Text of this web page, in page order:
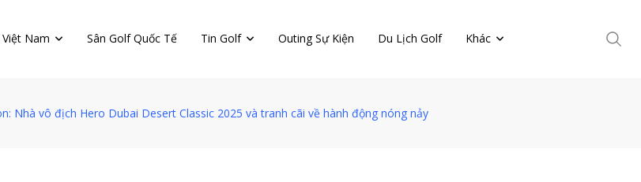
Nam Sân Golf Quốc Tế Tin Golf Outing Sự Kiện Du Lịch Golf Khác
Nhà vô địch Hero Dubai Desert Classic 2025 và tranh cãi về hành động nóng nảy